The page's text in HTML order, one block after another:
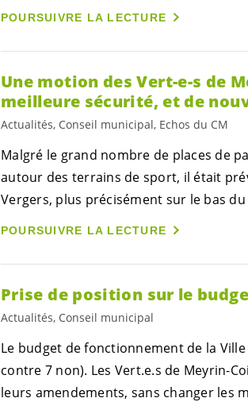
POURSUIVRE LA LECTURE
Une motion desVert-e-s de
meilleure sécurité, et de
Actualités, Conseil municipal, Echos du CM
Malgré le grand nombre de places de
autour des terrains de sport, il était
Vergers, plus précisément sur le bas
POURSUIVRE LA LECTURE
Prise de position sur le
Actualités, Conseil municipal
Le budget de fonctionnement de la
contre 7 non). Les Vert.e.s de Meyrin-
leurs amendements, sans changer les